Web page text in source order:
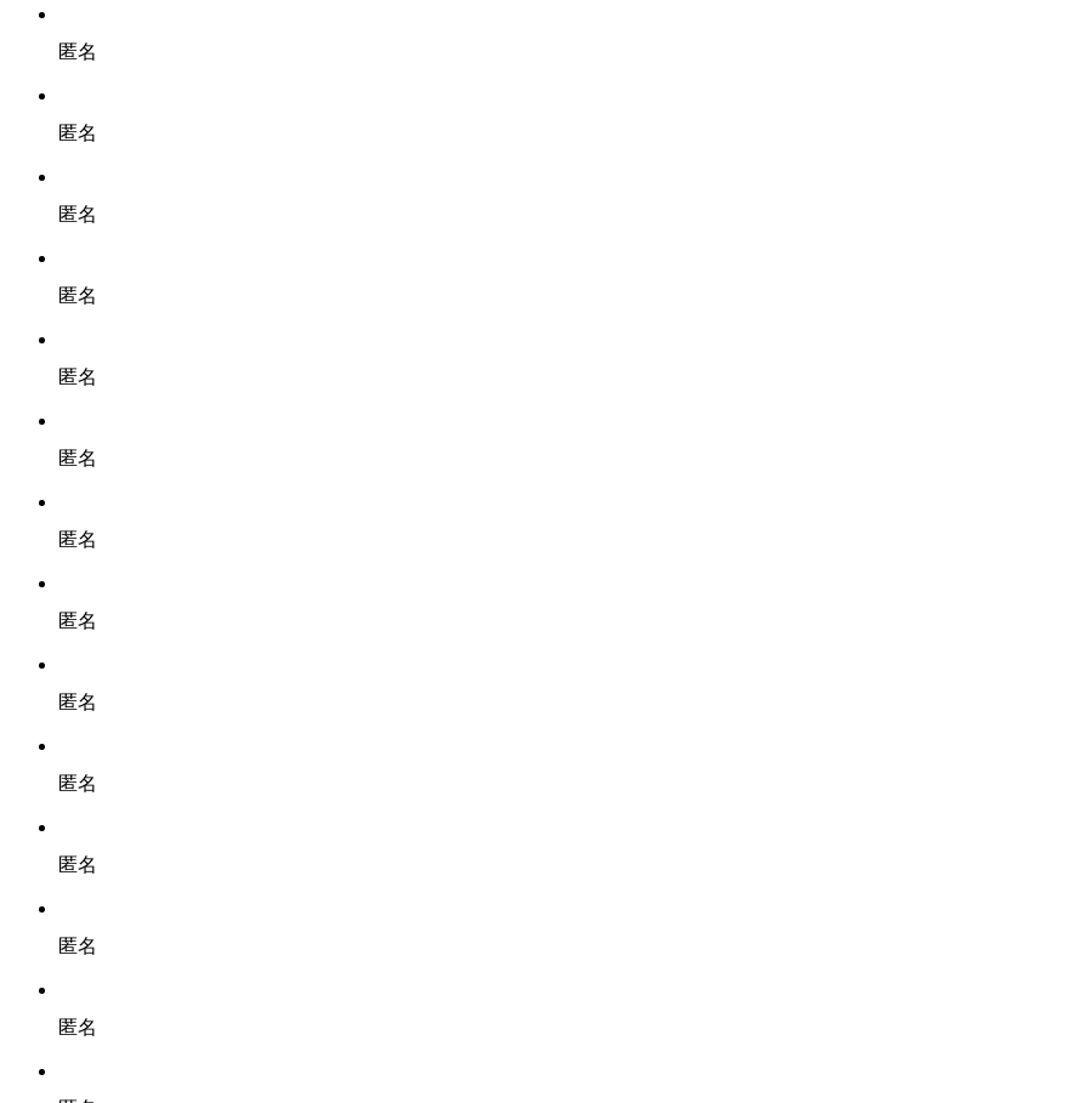
匿名
匿名
匿名
匿名
匿名
匿名
匿名
匿名
匿名
匿名
匿名
匿名
匿名